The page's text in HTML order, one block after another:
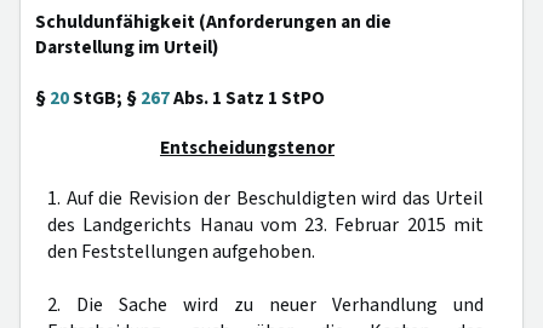
Schuldunfähigkeit (Anforderungen an die
Darstellung im Urteil)
§20StGB; §267Abs. 1 Satz 1 StPO
Entscheidungstenor
1. Auf die Revision der Beschuldigten wird das Urteil
des Landgerichts Hanau vom 23. Februar 2015 mit
den Feststellungen aufgehoben.
2. Die Sache wird zu neuer Verhandlung und